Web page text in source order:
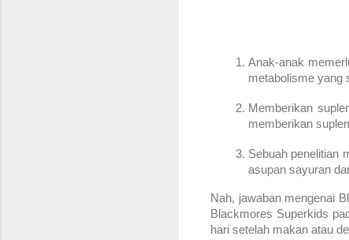
Anak-anak
metabolisme yang
Memberikan
memberikan
Sebuah penelitian
asupan sayuran
Nah, jawaban mengenai
Blackmores Superkids
hari setelah makan atau